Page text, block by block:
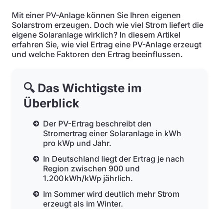
Mit einer PV-Anlage können Sie Ihren eigenen
Solarstrom erzeugen. Doch wie viel Strom liefert die
eigene Solaranlage wirklich? In diesem Artikel
erfahren Sie, wie viel Ertrag eine PV-Anlage erzeugt
und welche Faktoren den Ertrag beeinflussen.
🔍 Das Wichtigste im
Überblick
Der PV-Ertrag beschreibt den
Stromertrag einer Solaranlage in kWh
pro kWp und Jahr.
In Deutschland liegt der Ertrag je nach
Region zwischen 900 und
1.200 kWh/kWp jährlich.
Im Sommer wird deutlich mehr Strom
erzeugt als im Winter.